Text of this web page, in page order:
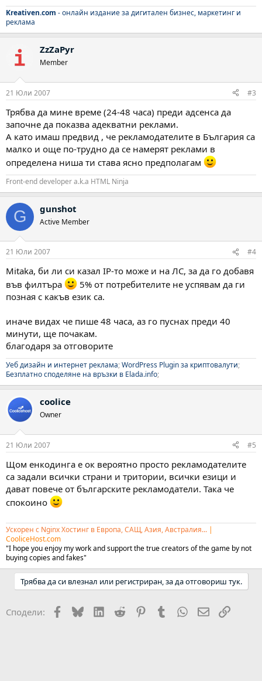
Kreativen.com - онлайн издание за дигитален бизнес, маркетинг и
реклама
ZzZaPyr
Member
21 Юли 2007 #3
Трябва да мине време (24-48 часа) преди адсенса да
започне да показва адекватни реклами.
А като имаш предвид , че рекламодателите в България са
малко и още по-трудно да се намерят реклами в
определена ниша ти става ясно предполагам
Front-end developer a.k.a HTML Ninja
G gunshot
Active Member
21 Юли 2007 #4
Mitaka, би ли си казал IP-то може и на ЛС, за да го добавя
във филтъра
5% от потребителите не успявам да ги
позная с какъв език са.
иначе видах че пише 48 часа, аз го пуснах преди 40
минути, ще почакам.
благодаря за отговорите
Уеб дизайн и интернет реклама;WordPress Plugin за криптовалути;
Безплатно споделяне на връзки в Elada.info;
coolice
Owner
21 Юли 2007 #5
Щом енкодинга е ок вероятно просто рекламодателите
са задали всички страни и тритории, всички езици и
дават повече от българските рекламодатели. Така че
спокоино
Ускорен с Nginx Хостинг в Европа, САЩ, Азия, Австралия... |
CooliceHost.com
"I hope you enjoy my work and support the true creators of the game by not
buying copies and fakes"
Трябва да си влезнал или регистриран, за да отговориш тук.
Сподели: Facebook
BlueskyLinkedIn
Reddit PinterestTumblr WhatsApp
EmailLink